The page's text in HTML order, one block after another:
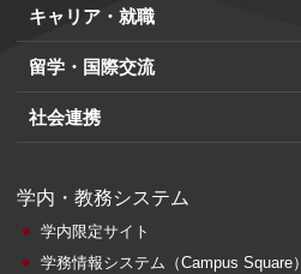
キャリア・就職
留学・国際交流
社会連携
学内・教務システム
学内限定サイト
学務情報システム （Campus Square）